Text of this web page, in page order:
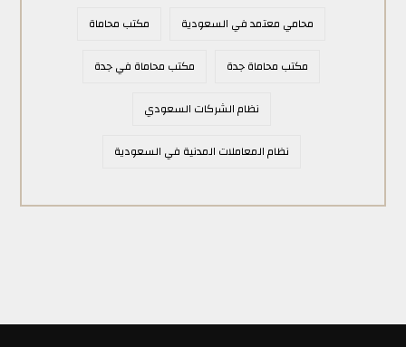
محامي معتمد في السعودية مكتب محاماة
مكتب محاماة جدة مكتب محاماة في جدة
نظام الشركات السعودي
نظام المعاملات المدنية في السعودية